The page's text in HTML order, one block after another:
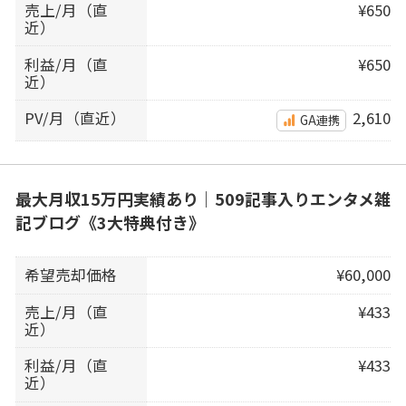
売上/月（直
近）
¥650
利益/月（直
近）
¥650
PV/月（直近） GA連携 2,610
最大月収15万円実績あり｜509記事入りエンタメ雑
記ブログ《3大特典付き》
希望売却価格
¥60,000
売上/月（直
近）
¥433
利益/月（直
近）
¥433